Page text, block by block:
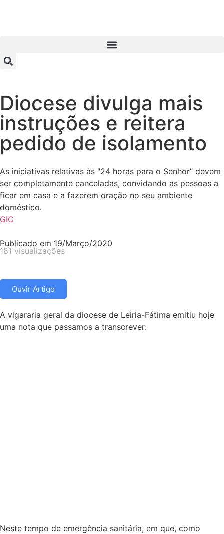
Diocese divulga mais
instruções e reitera
pedido de isolamento
As iniciativas relativas às "24 horas para o Senhor” devem
ser completamente canceladas, convidando as pessoas a
ficar em casa e a fazerem oração no seu ambiente
doméstico.
GIC
Publicado em 19/Março/2020
181 visualizações
Ouvir Artigo
A vigararia geral da diocese de Leiria-Fátima emitiu hoje
uma nota que passamos a transcrever:
Neste tempo de emergência sanitária, em que, como